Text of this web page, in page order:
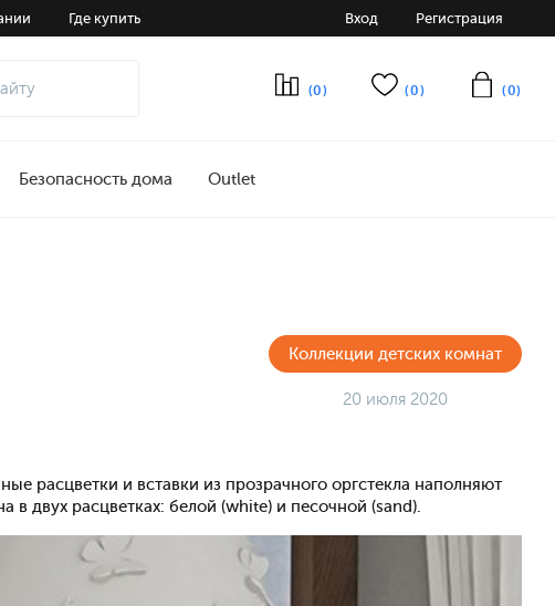
Где купить Вход Регистрация
(0) (0) (0)
Безопасность дома Outlet
Коллекции детских комнат
20 июля 2020
расцветки и вставки из прозрачного оргстекла наполняют
двух расцветках: белой (white) и песочной (sand).